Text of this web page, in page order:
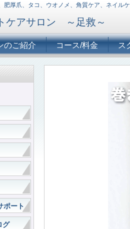
肥厚爪、タコ、ウオノメ、角質ケア、ネイル
ケアサロン ～足救～
のご紹介 コース/料金 ス
ポート
グ